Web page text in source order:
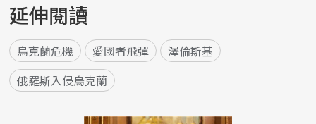
延伸閱讀
烏克蘭危機 愛國者飛彈
澤倫斯基
俄羅斯入侵烏克蘭